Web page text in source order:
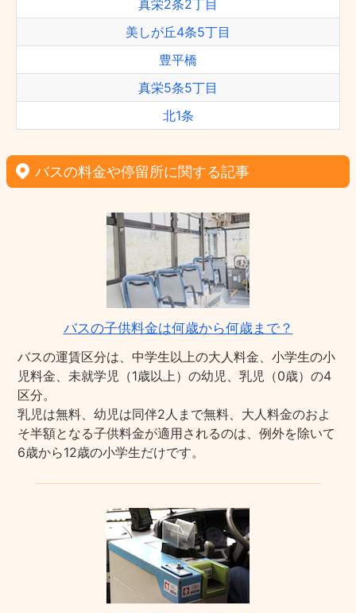
真栄2条2丁目
美しが丘4条5丁目
豊平橋
真栄5条5丁目
北1条
バスの料金や停留所に関する記事
バスの子供料金は何歳から何歳まで？
バスの運賃区分は、中学生以上の大人料金、小学生の小
児料金、未就学児（1歳以上）の幼児、乳児（0歳）の4
区分。
乳児は無料、幼児は同伴2人まで無料、大人料金のおよ
そ半額となる子供料金が適用されるのは、例外を除いて
6歳から12歳の小学生だけです。